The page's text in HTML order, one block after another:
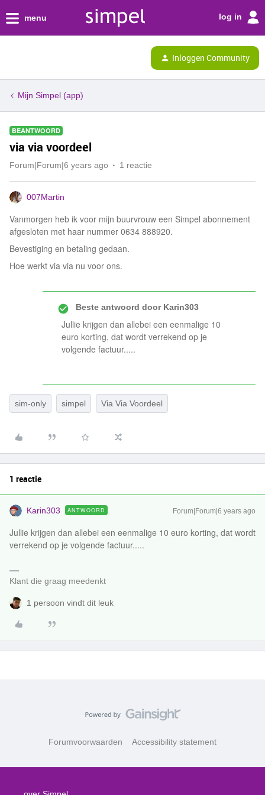
menu log in
Inloggen Community
Mijn Simpel (app)
BEANTWOORD
via via voordeel
Forum|Forum|6 years ago 1 reactie
007Martin
Vanmorgen heb ik voor mijn buurvrouw een Simpel abonnement
afgesloten met haar nummer 0634 888920.
Bevestiging en betaling gedaan.
Hoe werkt via via nu voor ons.
Beste antwoord doorKarin303
Jullie krijgen dan allebei een eenmalige 10
euro korting, dat wordt verrekend op je
volgende factuur.....
sim-only simpel Via Via Voordeel
1 reactie
Karin303 ANTWOORD Forum|Forum|6 years ago
Jullie krijgen dan allebei een eenmalige 10 euro korting, dat wordt
verrekend op je volgende factuur.....
Klant die graag meedenkt
1 persoon vindt dit leuk
Forumvoorwaarden Accessibility statement